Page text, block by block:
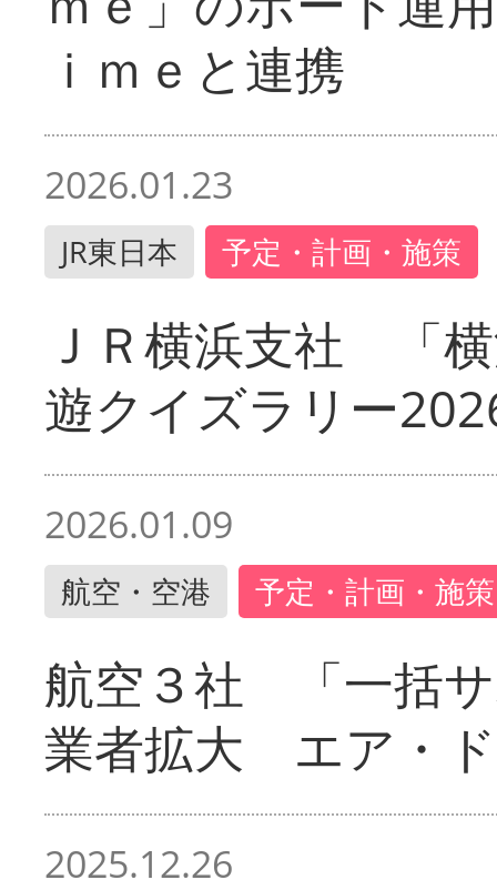
ｉｍｅと連携
2026.01.23
JR東日本 予定・計画・施策
ＪＲ横浜支社 「
遊クイズラリー
2026.01.09
航空・空港 予定・計画・施策
航空３社 「一括
業者拡大 エア・
2025.12.26